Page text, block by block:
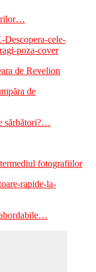
de Revelion
sărbători?…
fotografiilor